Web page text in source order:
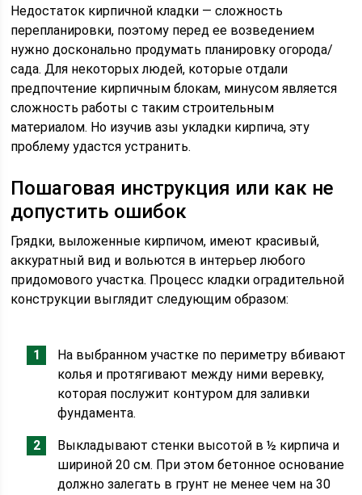
Недостаток кирпичной кладки — сложность
перепланировки, поэтому перед ее возведением
нужно досконально продумать планировку огорода/
сада. Для некоторых людей, которые отдали
предпочтение кирпичным блокам, минусом является
сложность работы с таким строительным
материалом. Но изучив азы укладки кирпича, эту
проблему удастся устранить.
Пошаговая инструкция или как не
допустить ошибок
Грядки, выложенные кирпичом, имеют красивый,
аккуратный вид и вольются в интерьер любого
придомового участка. Процесс кладки оградительной
конструкции выглядит следующим образом:
На выбранном участке по периметру вбивают
колья и протягивают между ними веревку,
которая послужит контуром для заливки
фундамента.
Выкладывают стенки высотой в ½ кирпича и
шириной 20 см. При этом бетонное основание
должно залегать в грунт не менее чем на 30